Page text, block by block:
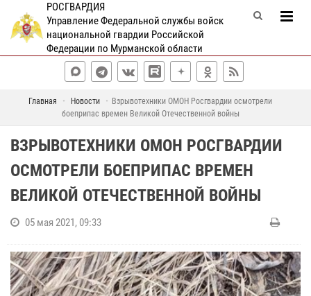
РОСГВАРДИЯ
Управление Федеральной службы войск
национальной гвардии Российской
Федерации по Мурманской области
Главная Новости
Взрывотехники ОМОН Росгвардии осмотрели
боеприпас времен Великой Отечественной войны
ВЗРЫВОТЕХНИКИ ОМОН РОСГВАРДИИ
ОСМОТРЕЛИ БОЕПРИПАС ВРЕМЕН
ВЕЛИКОЙ ОТЕЧЕСТВЕННОЙ ВОЙНЫ
05 мая 2021, 09:33